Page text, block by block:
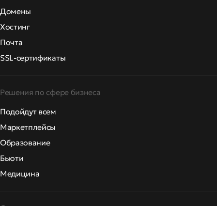
Домены
Хостинг
Почта
SSL-сертификаты
Решения по сфере бизнеса
Подойдут всем
Маркетплейсы
Образование
Бьюти
Медицина